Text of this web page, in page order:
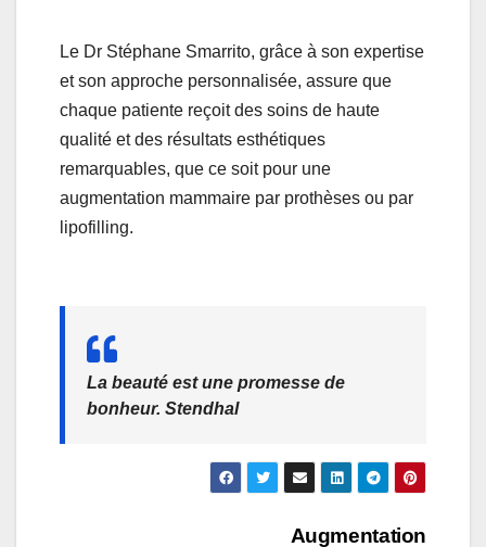
Le Dr Stéphane Smarrito, grâce à son expertise
et son approche personnalisée, assure que
chaque patiente reçoit des soins de haute
qualité et des résultats esthétiques
remarquables, que ce soit pour une
augmentation mammaire par prothèses ou par
lipofilling.
La beauté est une promesse de
bonheur. Stendhal
Augmentation